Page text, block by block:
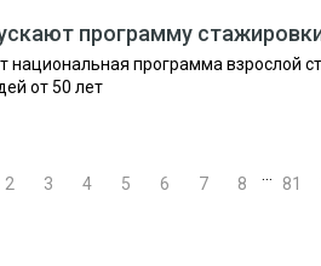
программу
национальная программа взрослой
от 50 лет
2 3 4 5 6 7 8 81